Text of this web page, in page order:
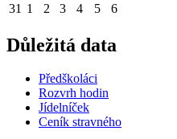
31 1 2 3 4 5 6
Důležitá data
Předškoláci
Rozvrh hodin
Jídelníček
Ceník stravného